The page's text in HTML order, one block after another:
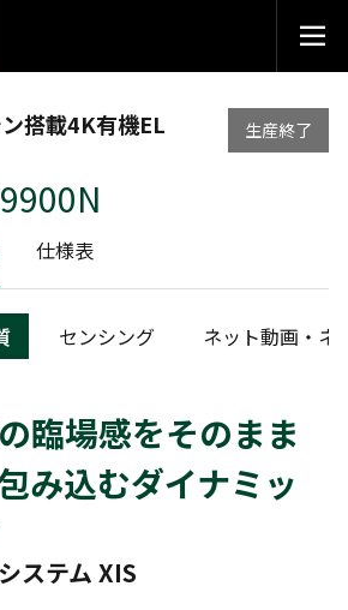
搭載4K有機EL
生産終了
仕様表
センシング ネット動画・ネ
臨場感をそのまま
み込むダイナミッ
ステム XIS